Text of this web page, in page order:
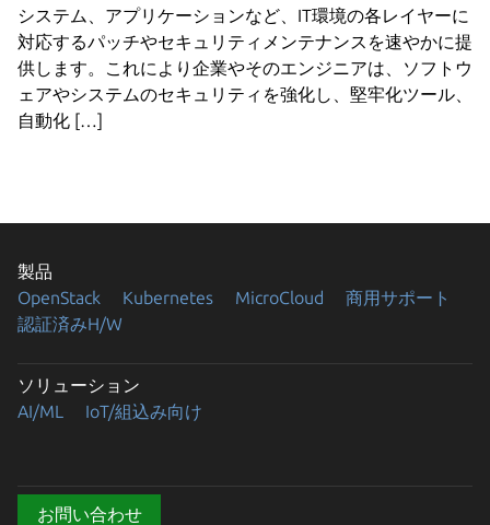
システム、アプリケーションなど、IT環境の各レイヤーに
対応するパッチやセキュリティメンテナンスを速やかに提
供します。これにより企業やそのエンジニアは、ソフトウ
ェアやシステムのセキュリティを強化し、堅牢化ツール、
自動化 […]
製品
OpenStack
Kubernetes MicroCloud
商用サポート
認証済みH/W
ソリューション
AI/ML
IoT/組込み向け
お問い合わせ